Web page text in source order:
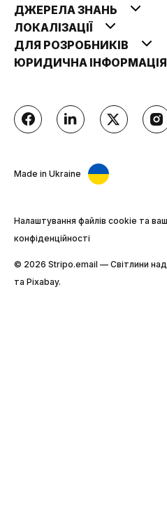
ДЖЕРЕЛА ЗНАНЬ
ЛОКАЛІЗАЦІЇ
ДЛЯ РОЗРОБНИКІВ
ЮРИДИЧНА ІНФОРМАЦІЯ
Made in Ukraine
Налаштування файлів cookie та ваш
конфіденційності
© 2026 Stripо.email — Світлини
та Pixabay.